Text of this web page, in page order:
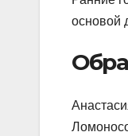
основой